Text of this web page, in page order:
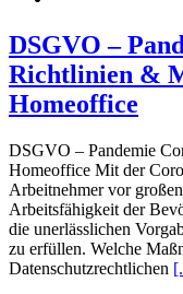
DSGVO –
Richtlinien &
Homeoffice
DSGVO – Pandemie
Homeoffice Mit der
Arbeitnehmer vor
Arbeitsfähigkeit der
die unerlässlichen
zu erfüllen. Welche
Datenschutzrechtlichen